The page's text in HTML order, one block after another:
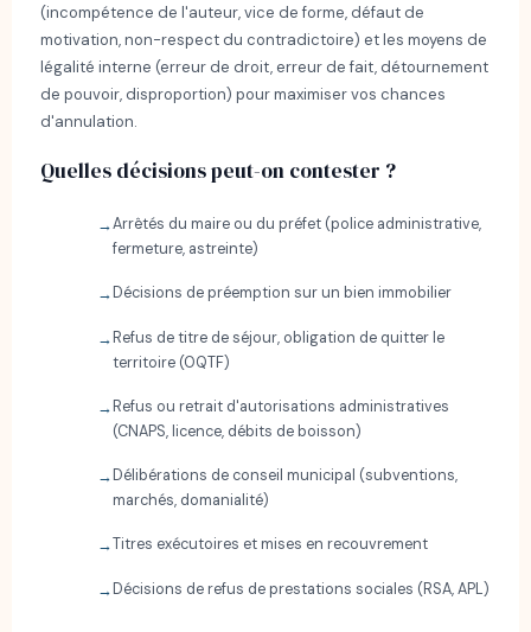
(incompétence de l'auteur, vice de forme, défaut de
motivation, non-respect du contradictoire) et les moyens de
légalité interne (erreur de droit, erreur de fait, détournement
de pouvoir, disproportion) pour maximiser vos chances
d'annulation.
Quelles décisions peut-on contester ?
Arrêtés du maire ou du préfet (police administrative,
fermeture, astreinte)
Décisions de préemption sur un bien immobilier
Refus de titre de séjour, obligation de quitter le
territoire (OQTF)
Refus ou retrait d'autorisations administratives
(CNAPS, licence, débits de boisson)
Délibérations de conseil municipal (subventions,
marchés, domanialité)
Titres exécutoires et mises en recouvrement
Décisions de refus de prestations sociales (RSA, APL)